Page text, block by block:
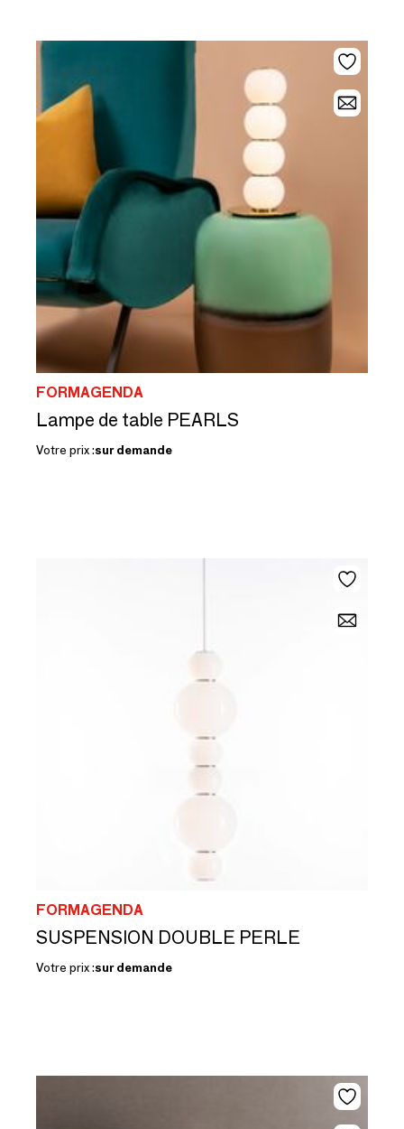
FORMAGENDA
Lampe de table PEARLS
Votre prix :sur demande
FORMAGENDA
SUSPENSION DOUBLE PERLE
Votre prix :sur demande